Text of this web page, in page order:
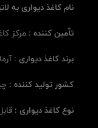
نام کاغذ دیواری به
تاٌمین کننده : مرکز
برند کاغذ دیواری :
کشور تولید کننده :
نوع کاغذ دیواری :